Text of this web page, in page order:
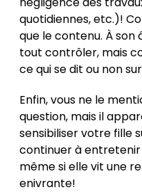
quotidiennes, etc.)!
que le contenu. À son
tout contrôler, mais
ce qui se dit ou non
Enfin, vous ne le
question, mais il
sensibiliser votre fille
continuer à
même si elle vit une
enivrante!